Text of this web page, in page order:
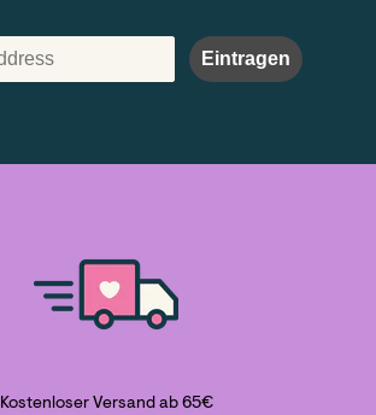
Eintragen
Kostenloser Versand ab 65€